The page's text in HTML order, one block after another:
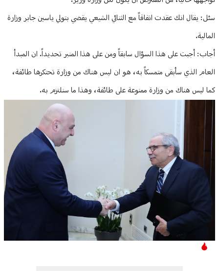
سئل: يقال انك عقدت اتفاقاً مع الثنائي الشيعي يقضي بتولي ياسين جابر وزارة
المالية.
أجاب: أجبت على هذا السؤال سابقاً ومن على هذا المنبر تحديداً. ان المبدأ
العام الذي سأبقى متمسكاً به، هو ان ليس هناك من وزارة تحتكرها طائفة،
كما ليس هناك من وزارة ممنوعة على طائفة، وهذا ما سنلتزم به.